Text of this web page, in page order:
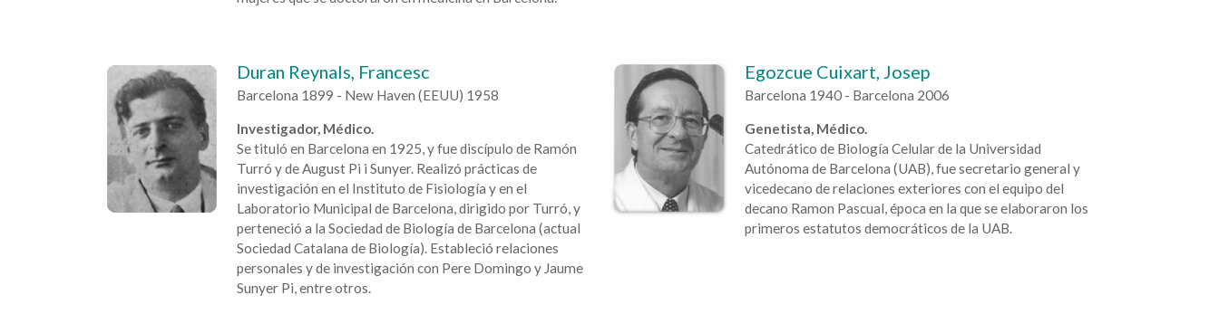
Duran Reynals, Francesc
Barcelona 1899 - New Haven (EEUU) 1958
Investigador, Médico.
Se tituló en Barcelona en 1925, y fue discípulo de Ramón
Turró y de August Pi i Sunyer. Realizó prácticas de
investigación en el Instituto de Fisiología y en el
Laboratorio Municipal de Barcelona, dirigido por Turró, y
perteneció a la Sociedad de Biología de Barcelona (actual
Sociedad Catalana de Biología). Estableció relaciones
personales y de investigación con Pere Domingo y Jaume
Sunyer Pi, entre otros.
Egozcue Cuixart, Josep
Barcelona 1940 - Barcelona 2006
Genetista, Médico.
Catedrático de Biología Celular de la Universidad
Autónoma de Barcelona (UAB), fue secretario general y
vicedecano de relaciones exteriores con el equipo del
decano Ramon Pascual, época en la que se elaboraron los
primeros estatutos democráticos de la UAB.